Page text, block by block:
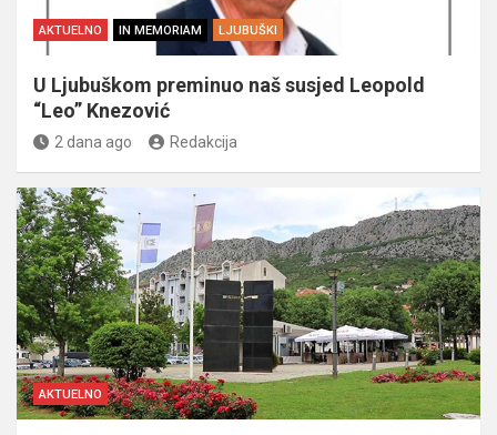
AKTUELNO IN MEMORIAM LJUBUŠKI
U Ljubuškom preminuo naš susjed Leopold
“Leo” Knezović
2 dana ago Redakcija
AKTUELNO